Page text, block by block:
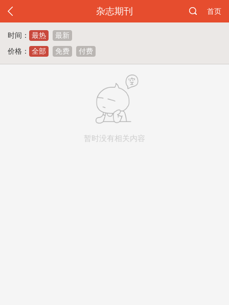
杂志期刊 首页
时间： 最热
最新
价格：
全部 免费 付费
暂时没有相关内容